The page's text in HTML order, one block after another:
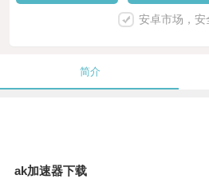
安卓市场，安
简介
ak加速器下载